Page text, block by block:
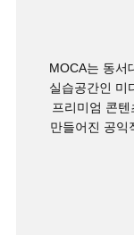
MOCA는 동서
실습공간인 미
프리미엄 콘
만들어진 공익